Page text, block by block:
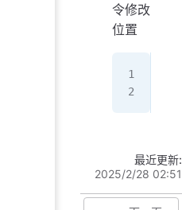
令修改
位置
最近更新:
2025/2/28 02:51